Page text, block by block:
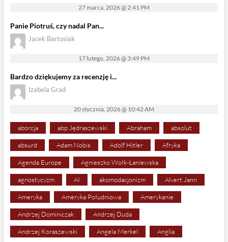
27 marca, 2026 @ 2:41 PM
Panie Piotruś, czy nadal Pan...
Jacek Bartosiak
17 lutego, 2026 @ 3:49 PM
Bardzo dziękujemy za recenzję i...
Izabela Grad
20 stycznia, 2026 @ 10:42 AM
aborcja abp Jędraszewski Abraham absolut
absurd Adam Nobis Adolf Hitler Afryka
Agenda Europe Agnieszko Wołk-Łaniewska
agnostycyzm AI akomodacjonizm Alvert Jann
Ameryka Ameryka Południowa Amerykanie
Andrzej Dominiczak Andrzej Duda
Andrzej Koraszewski Angela Merkel Anglia